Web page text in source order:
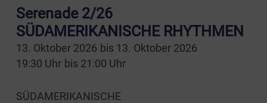
Serenade 2/26
SÜDAMERIKANISCHE RHYTHMEN
13. Oktober 2026 bis 13. Oktober 2026
19:30 Uhr bis 21:00 Uhr
SÜDAMERIKANISCHE